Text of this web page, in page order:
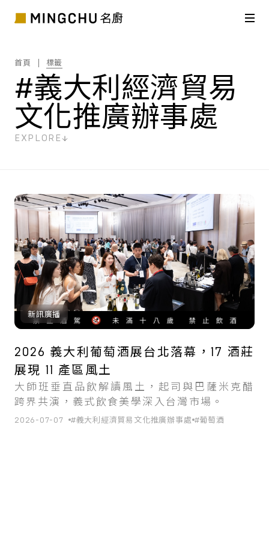
首頁 標籤
#義大利經濟貿易
文化推廣辦事處
EXPLORE
共1筆搜尋結果
新訊廣播
2026 義大利葡萄酒展台北落幕，17 酒莊
展現 11 產區風土
大師班垂直品飲解讀風土，起司與巴薩米克醋
跨界共演，義式飲食美學深入台灣市場。
2026-07-07 #義大利經濟貿易文化推廣辦事處 #葡萄酒